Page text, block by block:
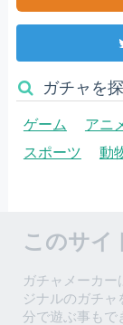
ガチャを
ゲーム アニ
スポーツ
動
このサイ
ガチャメーカー
ジナルのガチャ
分で遊ぶ事もで